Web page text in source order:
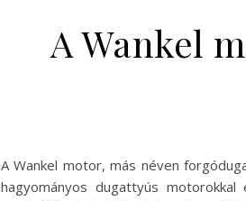
A Wankel
A Wankel motor, más néven
hagyományos dugattyús